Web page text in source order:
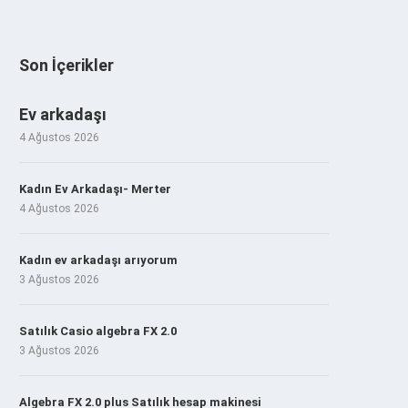
Son İçerikler
Ev arkadaşı
4 Ağustos 2026
Kadın Ev Arkadaşı- Merter
4 Ağustos 2026
Kadın ev arkadaşı arıyorum
3 Ağustos 2026
Satılık Casio algebra FX 2.0
3 Ağustos 2026
Algebra FX 2.0 plus Satılık hesap makinesi